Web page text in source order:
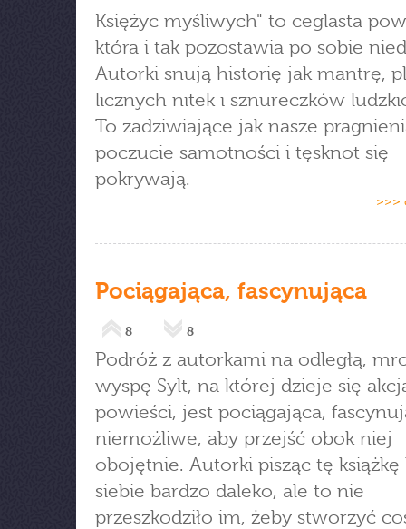
Księżyc myśliwych" to ceglasta
która i tak pozostawia po sobie
Autorki snują historię jak mantrę,
licznych nitek i sznureczków
To zadziwiające jak nasze
poczucie samotności i tęsknot się
pokrywają.
>>>
Pociągająca, fascynująca
8 8
Podróż z autorkami na odległą,
wyspę Sylt, na której dzieje się
powieści, jest pociągająca,
niemożliwe, aby przejść obok niej
obojętnie. Autorki pisząc tę książkę
siebie bardzo daleko, ale to nie
przeszkodziło im, żeby stworzyć